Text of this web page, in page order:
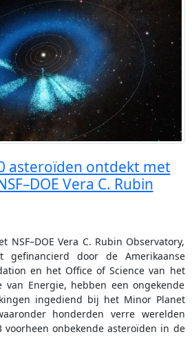
asteroïden ontdekt met
Vera C. Rubin
NSF–DOE Vera C. Rubin Observatory,
gefinancierd door de Amerikaanse
en het Office of Science van het
van Energie, hebben een ongekende
ingediend bij het Minor Planet
honderden verre werelden
onbekende asteroïden in de